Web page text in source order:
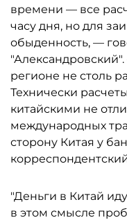
времени — все
часу дня, но для
обыденность, —
регионе не столь
Технически
китайскими не
международных
сторону Китая у
"Деньги в Китай
в этом смысле